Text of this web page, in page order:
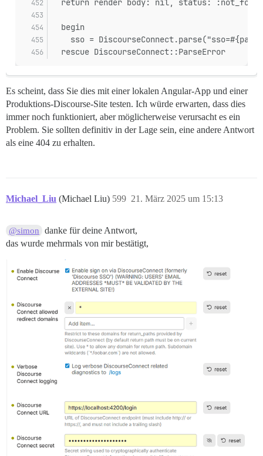
return render body: nil, status:
  begin
sso =
  rescue DiscourseConnect::ParseError
Es scheint, dass Sie dies mit einer lokalen Angular-App und einer
Produktions-Discourse-Site testen. Ich würde erwarten, dass dies
immer noch funktioniert, aber möglicherweise verursacht es ein
Problem. Sie sollten definitiv in der Lage sein, eine andere Antwort
als eine 404 zu erhalten.
Michael_Liu (Michael Liu) 21. März 2025 um 15:13
599
@simon
danke für deine Antwort,
das wurde mehrmals von mir bestätigt,